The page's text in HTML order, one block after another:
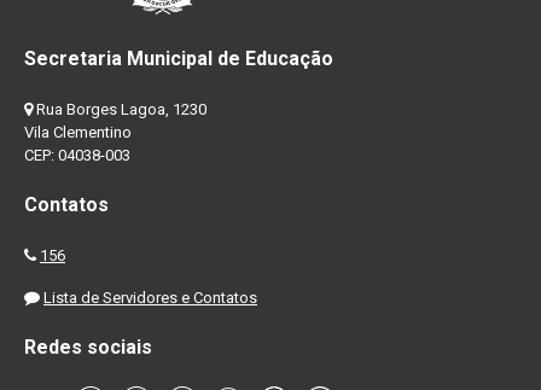
Secretaria Municipal de Educação
Rua Borges Lagoa, 1230
Vila Clementino
CEP: 04038-003
Contatos
156
Lista de Servidores e Contatos
Redes sociais